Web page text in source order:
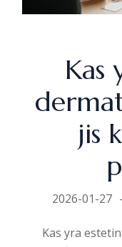
Kas
jis
2026-01-27
Kas yra